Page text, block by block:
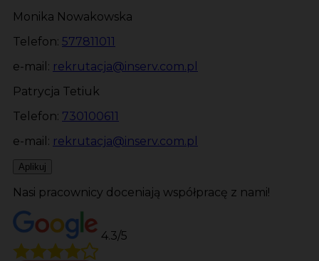
Monika Nowakowska
Telefon: 577811011
e-mail: rekrutacja@inserv.com.pl
Patrycja Tetiuk
Telefon: 730100611
e-mail: rekrutacja@inserv.com.pl
Aplikuj
Nasi pracownicy doceniają współpracę z nami!
4.3/5